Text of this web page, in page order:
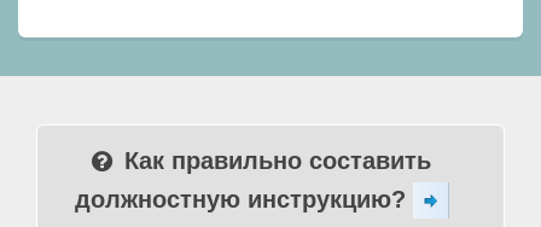
Как правильно составить
должностную инструкцию?